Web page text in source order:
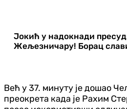
Јокић у надокнади
Жељезничару! Борац
Већ у 37. минуту је дошао
преокрета када је Рахим